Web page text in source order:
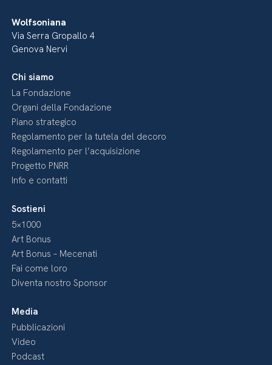
Wolfsoniana
Via Serra Gropallo 4
Genova Nervi
Chi siamo
La Fondazione
Organi della Fondazione
Piano strategico
Regolamento per la tutela del decoro
Regolamento per l’acquisizione
Progetto PNRR
Info e contatti
Sostieni
5×1000
Art Bonus
Art Bonus – Mecenati
Fai come loro
Diventa nostro Sponsor
Media
Pubblicazioni
Video
Podcast